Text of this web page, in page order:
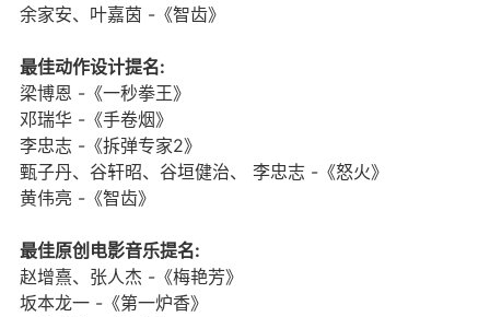
余家安、叶嘉茵 -《智齿》
最佳动作设计提名:
梁博恩 -《一秒拳王》
邓瑞华 -《手卷烟》
李忠志 -《拆弹专家2》
甄子丹、谷轩昭、谷垣健治、 李忠志 -《怒火》
黄伟亮 -《智齿》
最佳原创电影音乐提名:
赵增熹、张人杰 -《梅艳芳》
坂本龙一 -《第一炉香》